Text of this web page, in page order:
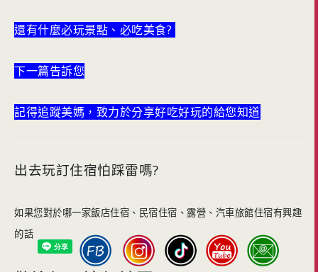
還有什麼必玩景點、必吃美食?
下一篇告訴您
記得追蹤美媽，致力於分享好吃好玩的給您知道
出去玩訂住宿怕踩雷嗎?
如果您對於哪一家飯店住宿、民宿住宿、露營、汽車旅館住宿有興趣
的話